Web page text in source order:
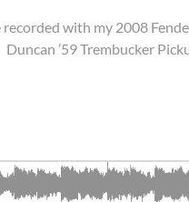
with my 2008
Duncan ’59 Trembucker